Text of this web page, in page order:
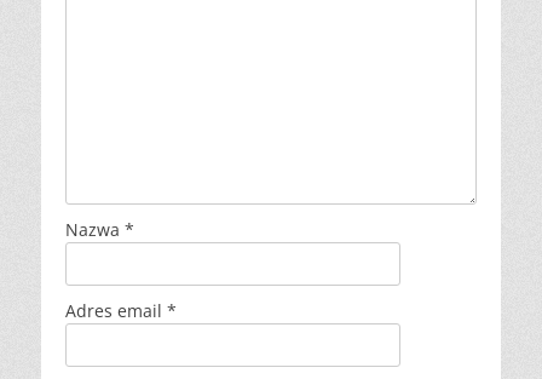
Nazwa *
Adres email *